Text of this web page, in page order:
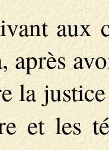
aux
après
la
et les